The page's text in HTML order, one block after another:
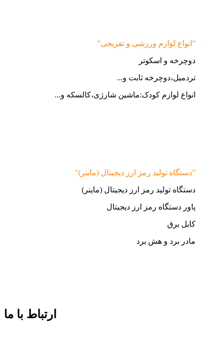
"انواع لوازم ورزشی و تفریحی"
دوچرخه و اسکوتر
تردمیل،دوچرخه ثابت و...
انواع لوازم کودک:ماشین شارژی،کالسکه و...
"دستگاه تولید رمز ارز دیجیتال (ماینر)"
دستگاه تولید رمز ارز دیجیتال (ماینر)
پاور دستگاه رمز ارز دیجیتال
کابل برق
مادر برد و هش برد
ارتباط با ما